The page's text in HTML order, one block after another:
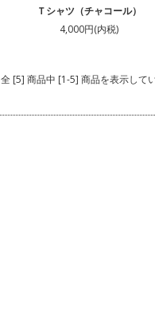
Ｔシャツ（チャコール）
4,000円(内税)
全 [5] 商品中 [1-5] 商品を表示して